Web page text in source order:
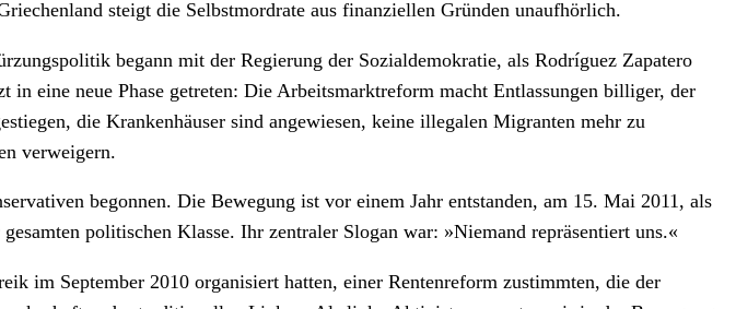
steigt die Selbstmordrate aus finanziellen Gründen unaufhörlich.
begann mit der Regierung der Sozialdemokratie, als Rodríguez Zapatero
eine neue Phase getreten: Die Arbeitsmarktreform macht Entlassungen billiger, der
die Krankenhäuser sind angewiesen, keine illegalen Migranten mehr zu
verweigern.
begonnen. Die Bewegung ist vor einem Jahr entstanden, am 15. Mai 2011, als
politischen Klasse. Ihr zentraler Slogan war: »Niemand repräsentiert uns.«
im September 2010 organisiert hatten, einer Rentenreform zustimmten, die der